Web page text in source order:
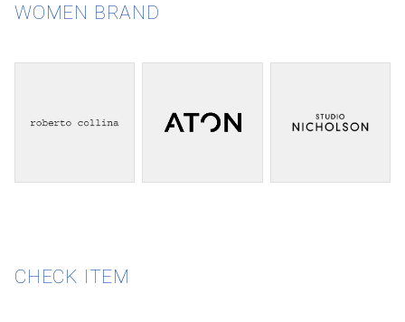
WOMEN BRAND
CHECK ITEM